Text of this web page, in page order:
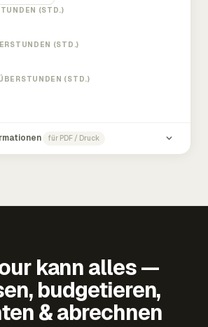
(STD.)
(STD.)
(STD.)
für PDF / Druck
kann alles —
budgetieren,
& abrechnen